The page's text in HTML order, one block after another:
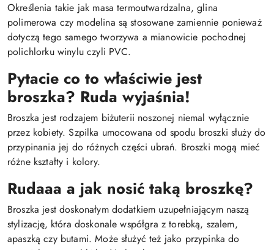
Określenia takie jak masa termoutwardzalna, glina
polimerowa czy modelina są stosowane zamiennie ponieważ
dotyczą tego samego tworzywa a mianowicie pochodnej
polichlorku winylu czyli PVC.
Pytacie co to właściwie jest
broszka? Ruda wyjaśnia!
Broszka jest rodzajem biżuterii noszonej niemal wyłącznie
przez kobiety. Szpilka umocowana od spodu broszki służy do
przypinania jej do różnych części ubrań. Broszki mogą mieć
różne kształty i kolory.
Rudaaa a jak nosić taką broszkę?
Broszka jest doskonałym dodatkiem uzupełniającym naszą
stylizację, która doskonale współgra z torebką, szalem,
apaszką czy butami. Może służyć też jako przypinka do